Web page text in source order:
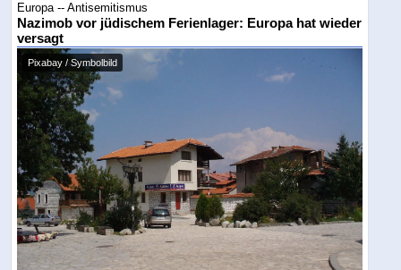
Europa -- Antisemitismus
Nazimob vor jüdischem Ferienlager: Europa hat wieder
versagt
Pixabay / Symbolbild